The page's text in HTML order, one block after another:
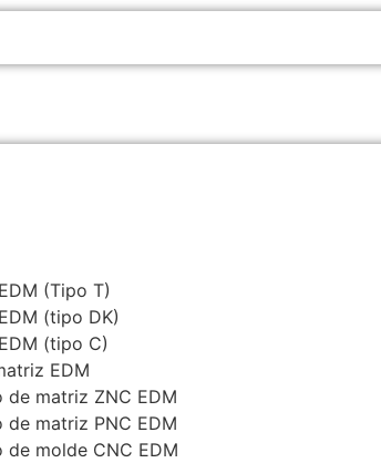
(Tipo T)
(tipo DK)
(tipo C)
EDM
de matriz ZNC EDM
de matriz PNC EDM
de molde CNC EDM